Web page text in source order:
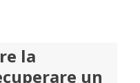
la
un